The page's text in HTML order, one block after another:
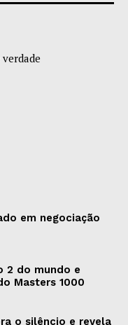
em negociação
2 do mundo e
Masters 1000
o silêncio e revela